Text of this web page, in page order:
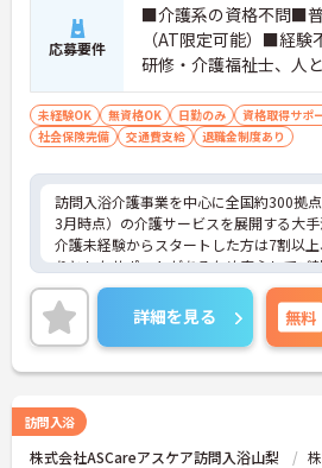
応募要件
■介護系の資格不問■
（AT限定可能）■経験
研修・介護福祉士、人
な方、チームワークを
未経験OK 無資格OK 日勤のみ 資格取得サポ
社会保険完備
交通費支給 退職金制度あり
訪問入浴介護事業を中心に全国約300拠
3月時点）の介護サービスを展開する大手
介護未経験からスタートした方は7割以
りとしたサポートがあるため安心してご
けます。お風呂に入れなくて困っている
差し伸べてあげられるとてもやりがいのあ
です。ご興味ある方には、面接対策ポイ
さらに詳細をお話しいたしますのでお気
ください！
詳細を見る 無料
訪問入浴
株式会社ASCareアスケア訪問入浴山梨